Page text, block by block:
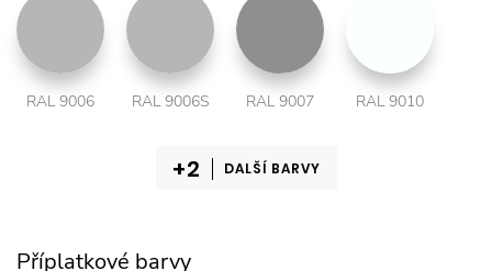
RAL 9006 RAL 9006S RAL 9007 RAL 9010
DALŠÍ BARVY
Příplatkové barvy